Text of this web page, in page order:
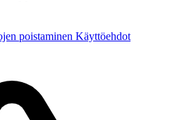
poistaminen Käyttöehdot